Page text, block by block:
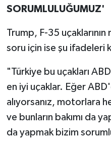
SORUMLULUĞUMUZ'
Trump, F-35
soru için ise şu ifadeleri
"Türkiye bu uçakları
en iyi uçaklar. Eğer
alıyorsanız, motorlara
ve bunların bakımı da
da yapmak bizim